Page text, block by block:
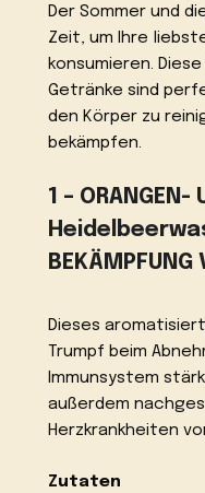
Der Sommer und
Zeit, um Ihre
konsumieren.
Getränke sind
den Körper zu
bekämpfen.
1 – ORANGEN-
BEKÄMPFUNG
Dieses
Trumpf beim
Immunsystem
außerdem
Herzkrankheiten
Zutaten